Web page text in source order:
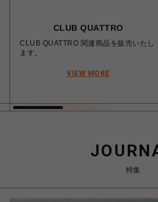
CLUB QUATTRO
CLUB QUATTRO 関連商品を販売いたし
ます。
VIEW MORE
特集